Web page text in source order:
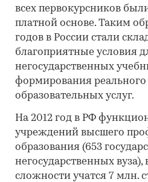
всех первокурсников
платной основе. Таким
годов в России стали
благоприятные условия
негосударственных
формирования
образовательных услуг.
На 2012 год в РФ
учреждений высшего
образования (653
негосударственных
сложности учатся 7 млн.